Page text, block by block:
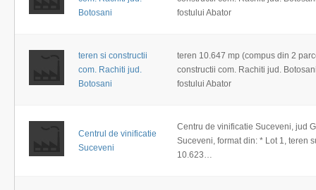
Botosani
fostului Abator
teren si constructii
com. Rachiti jud.
Botosani
teren 10.647 mp (compus din 2
constructii com. Rachiti jud.
fostului Abator
Centrul de vinificatie
Suceveni
Centru de vinificatie Suceveni, jud
Suceveni, format din: * Lot 1, teren
10.623…